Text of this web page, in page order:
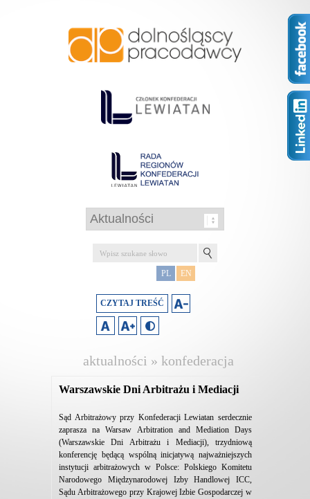
PL EN
CZYTAJ TREŚĆ
aktualności » konfederacja
Warszawskie Dni Arbitrażu i Mediacji
Sąd Arbitrażowy przy Konfederacji Lewiatan serdecznie
zaprasza na Warsaw Arbitration and Mediation Days
(Warszawskie Dni Arbitrażu i Mediacji), trzydniową
konferencję będącą wspólną inicjatywą najważniejszych
instytucji arbitrażowych w Polsce: Polskiego Komitetu
Narodowego Międzynarodowej Izby Handlowej ICC,
Sądu Arbitrażowego przy Krajowej Izbie Gospodarczej w